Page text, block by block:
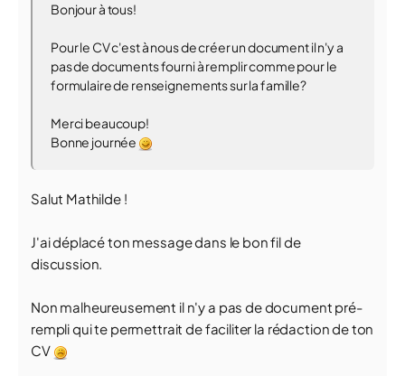
Bonjour à tous!
Pour le CV c'est à nous de créer un document il n'y a
pas de documents fourni à remplir comme pour le
formulaire de renseignements sur la famille?
Merci beaucoup!
Bonne journée
Salut Mathilde !
J'ai déplacé ton message dans le bon fil de
discussion.
Non malheureusement il n'y a pas de document pré-
rempli qui te permettrait de faciliter la rédaction de ton
CV